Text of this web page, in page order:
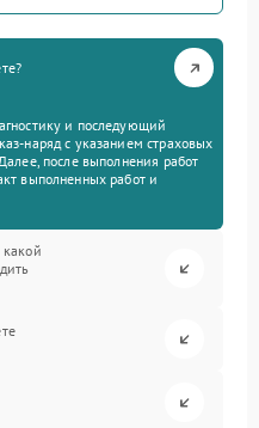
и последующий
наряд с указанием страховых
после выполнения работ
выполненных работ и